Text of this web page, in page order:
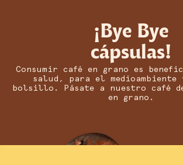
¡Bye Bye
cápsulas!
Consumir café en grano es
salud, para el
bolsillo. Pásate a nuestro café
en grano.